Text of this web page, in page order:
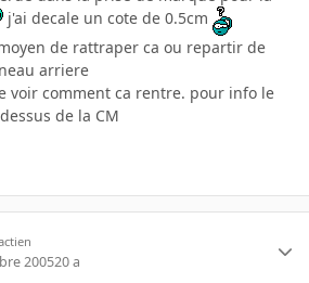
j'ai decale un cote de 0.5cm
de rattraper ca ou repartir de
arriere
voir comment ca rentre. pour info le
de la CM
200520 a